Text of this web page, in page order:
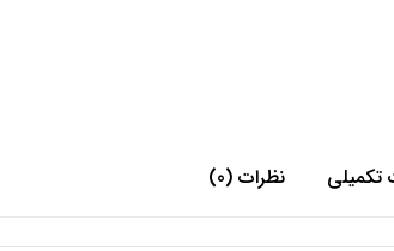
تکمیلی نظرات (0)